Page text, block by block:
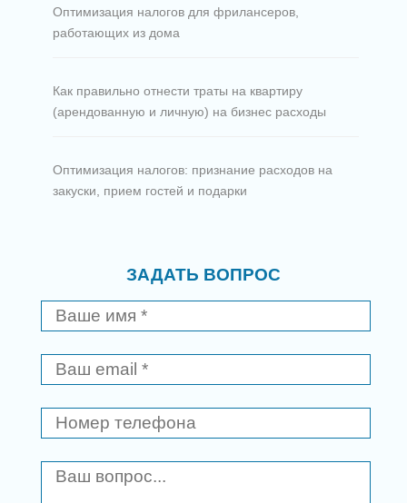
Оптимизация налогов для фрилансеров,
работающих из дома
Как правильно отнести траты на квартиру
(арендованную и личную) на бизнес расходы
Оптимизация налогов: признание расходов на
закуски, прием гостей и подарки
ЗАДАТЬ ВОПРОС